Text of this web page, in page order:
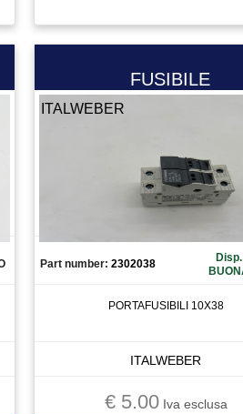
FUSIBILE
ITALWEBER
Part number: 2302038
Disp.
PORTAFUSIBILI 10X38
ITALWEBER
€ 5.00Iva esclusa